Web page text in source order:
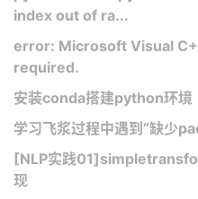
index out of ra...
error: Microsoft Visual
required.
安装conda搭建python环境
学习飞浆过程中遇到“缺少
[NLP实践
现